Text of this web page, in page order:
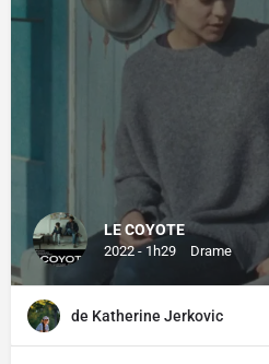
LE COYOTE
2022 - 1h29 Drame
de Katherine Jerkovic